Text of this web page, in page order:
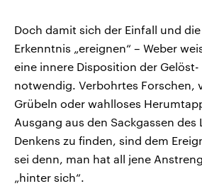
Doch damit sich der Einfall und
Erkenntnis „ereignen“ – Weber
eine innere Disposition der
notwendig. Verbohrtes Forschen,
Grübeln oder wahlloses
Ausgang aus den Sackgassen des
Denkens zu finden, sind dem
sei denn, man hat all jene
„hinter sich“.